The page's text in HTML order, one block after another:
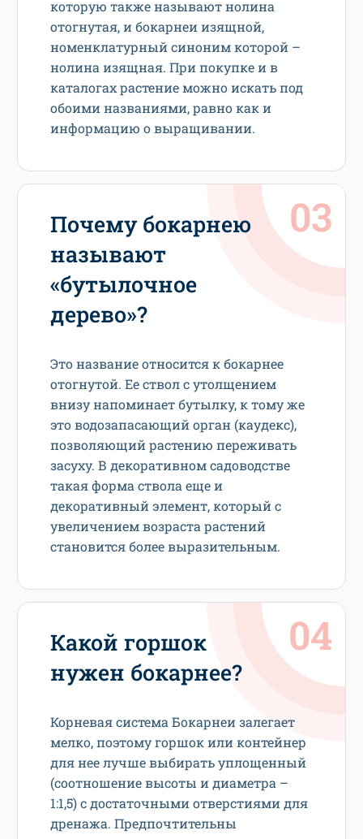
которую также называют нолина
отогнутая, и бокарнеи изящной,
номенклатурный синоним которой –
нолина изящная. При покупке и в
каталогах растение можно искать под
обоими названиями, равно как и
информацию о выращивании.
Почему бокарнею
называют
«бутылочное
дерево»?
Это название относится к бокарнее
отогнутой. Ее ствол с утолщением
внизу напоминает бутылку, к тому же
это водозапасающий орган (каудекс),
позволяющий растению переживать
засуху. В декоративном садоводстве
такая форма ствола еще и
декоративный элемент, который с
увеличением возраста растений
становится более выразительным.
Какой горшок
нужен бокарнее?
Корневая система Бокарнеи залегает
мелко, поэтому горшок или контейнер
для нее лучше выбирать уплощенный
(соотношение высоты и диаметра –
1:1,5) с достаточными отверстиями для
дренажа. Предпочтительны